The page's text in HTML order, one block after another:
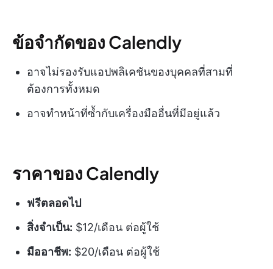
ข้อจำกัดของ Calendly
อาจไม่รองรับแอปพลิเคชันของบุคคลที่สามที่
ต้องการทั้งหมด
อาจทำหน้าที่ซ้ำกับเครื่องมืออื่นที่มีอยู่แล้ว
ราคาของ Calendly
ฟรีตลอดไป
สิ่งจำเป็น: $12/เดือน ต่อผู้ใช้
มืออาชีพ: $20/เดือน ต่อผู้ใช้